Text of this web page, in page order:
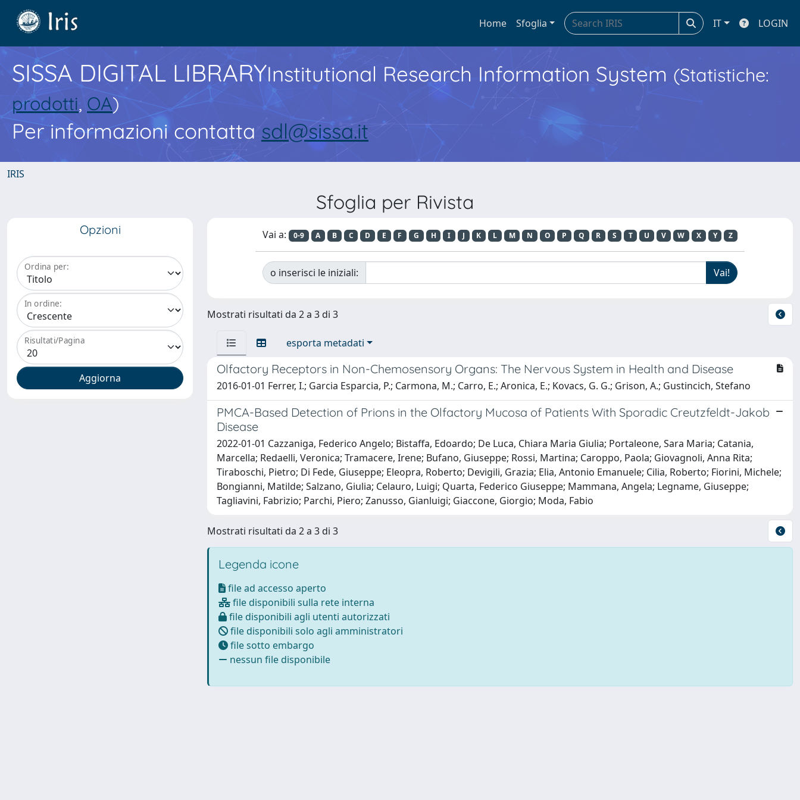
Home Sfoglia IT LOGIN
SISSA DIGITAL LIBRARYInstitutional Research Information System (Statistiche:
prodotti, OA)
Per informazioni contatta sdl@sissa.it
IRIS
Sfoglia per Rivista
Opzioni
Ordina per:
In ordine:
Risultati/Pagina
Vai a: 0-9 A B C D E F G H I J K L M N O P Q R S T U V W X Y Z
o inserisci le iniziali:
Mostrati risultati da 2 a 3 di 3
esporta metadati
Olfactory Receptors in Non-Chemosensory Organs: The Nervous System in Health and Disease
2016-01-01 Ferrer, I.; Garcia Esparcia, P.; Carmona, M.; Carro, E.; Aronica, E.; Kovacs, G. G.; Grison, A.; Gustincich, Stefano
PMCA-Based Detection of Prions in the Olfactory Mucosa of Patients With Sporadic Creutzfeldt-Jakob
Disease
2022-01-01 Cazzaniga, Federico Angelo; Bistaffa, Edoardo; De Luca, Chiara Maria Giulia; Portaleone, Sara Maria; Catania,
Marcella; Redaelli, Veronica; Tramacere, Irene; Bufano, Giuseppe; Rossi, Martina; Caroppo, Paola; Giovagnoli, Anna Rita;
Tiraboschi, Pietro; Di Fede, Giuseppe; Eleopra, Roberto; Devigili, Grazia; Elia, Antonio Emanuele; Cilia, Roberto; Fiorini, Michele;
Bongianni, Matilde; Salzano, Giulia; Celauro, Luigi; Quarta, Federico Giuseppe; Mammana, Angela; Legname, Giuseppe;
Tagliavini, Fabrizio; Parchi, Piero; Zanusso, Gianluigi; Giaccone, Giorgio; Moda, Fabio
Mostrati risultati da 2 a 3 di 3
Legenda icone
file ad accesso aperto
file disponibili sulla rete interna
file disponibili agli utenti autorizzati
file disponibili solo agli amministratori
file sotto embargo
nessun file disponibile